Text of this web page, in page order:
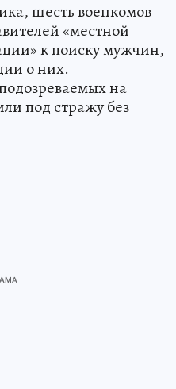
шесть военкомов
«местной
к поиску мужчин,
о них.
на
под стражу без